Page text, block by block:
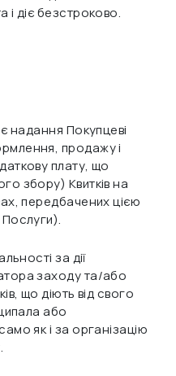
і діє безстроково.
надання Покупцеві
продажу і
плату, що
збору) Квитків на
передбачених цією
за дії
заходу та/або
що діють від свого
або
як і за організацію